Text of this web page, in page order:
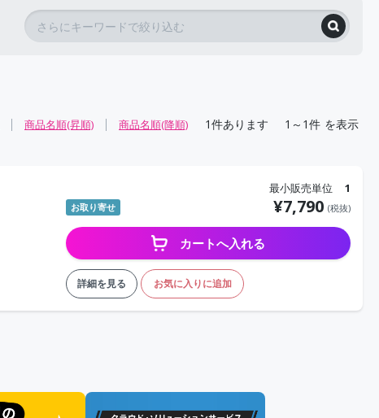
商品名順(昇順) 商品名順(降順) 1件あります 1～1件 を表示
最小販売単位 1
お取り寄せ ¥7,790 (税抜)
カートへ入れる
詳細を見る お気に入りに追加